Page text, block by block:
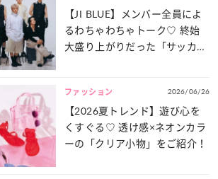
【JI BLUE】メンバー全員によ
るわちゃわちゃトーク♡ 終始
大盛り上がりだった「サッカー
ファッション 2026/06/26
【2026夏トレンド】遊び心を
くすぐる♡ 透け感×ネオンカラ
ーの「クリア小物」をご紹介！